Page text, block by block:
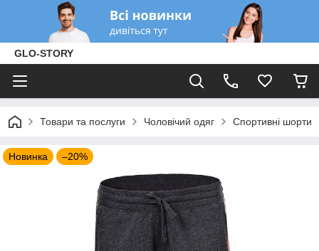
GLO-STORY
Товари та послуги Чоловічий одяг Спортивні шорти
Новинка –20%